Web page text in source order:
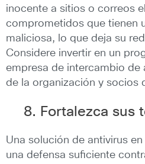
inocente a sitios o correos
comprometidos que tienen
maliciosa, lo que deja su
Considere invertir en un
empresa de intercambio de
de la organización y socios
8. Fortalezca sus
Una solución de antivirus
una defensa suficiente